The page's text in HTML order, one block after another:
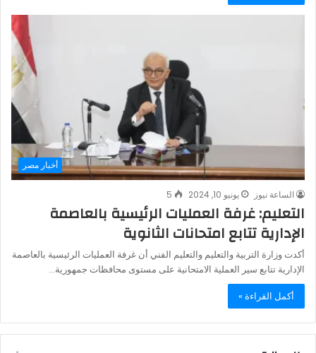
أخبار مصر
الساعة نيوز يونيو 10, 2024 5
التعليم: غرفة العمليات الرئيسية بالعاصمة
الإدارية تتابع امتحانات الثانوية
أكدت وزارة التربية والتعليم والتعليم الفني أن غرفة العمليات الرئيسية بالعاصمة
الإدارية تتابع سير العملية الامتحانية على مستوى محافظات جمهورية…
أكمل القراءة »